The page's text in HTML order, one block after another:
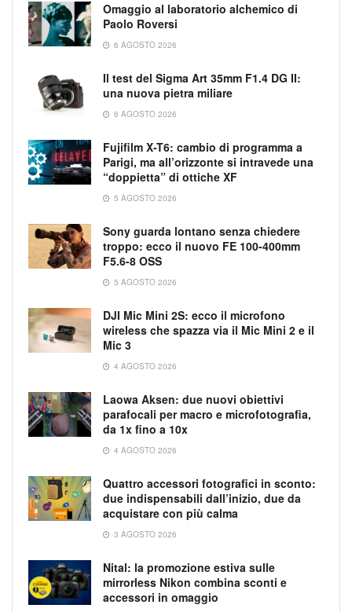
Omaggio al laboratorio alchemico di
Paolo Roversi
6 AGOSTO 2026
Il test del Sigma Art 35mm F1.4 DG II:
una nuova pietra miliare
6 AGOSTO 2026
Fujifilm X-T6: cambio di programma a
Parigi, ma all’orizzonte si intravede una
“doppietta” di ottiche XF
5 AGOSTO 2026
Sony guarda lontano senza chiedere
troppo: ecco il nuovo FE 100-400mm
F5.6-8 OSS
5 AGOSTO 2026
DJI Mic Mini 2S: ecco il microfono
wireless che spazza via il Mic Mini 2 e il
Mic 3
4 AGOSTO 2026
Laowa Aksen: due nuovi obiettivi
parafocali per macro e microfotografia,
da 1x fino a 10x
4 AGOSTO 2026
Quattro accessori fotografici in sconto:
due indispensabili dall’inizio, due da
acquistare con più calma
3 AGOSTO 2026
Nital: la promozione estiva sulle
mirrorless Nikon combina sconti e
accessori in omaggio